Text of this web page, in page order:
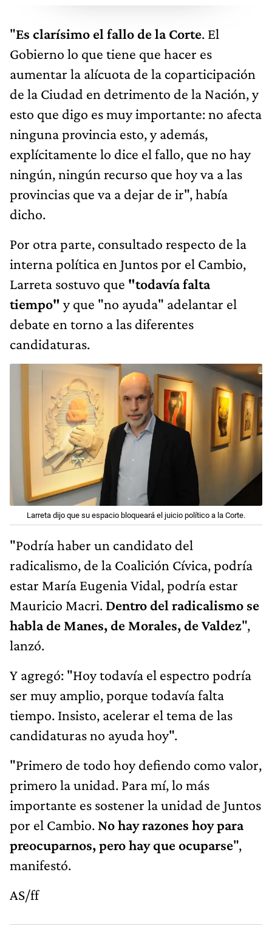
"Es clarísimo el fallo de la Corte. El
Gobierno lo que tiene que hacer es
aumentar la alícuota de la coparticipación
de la Ciudad en detrimento de la Nación, y
esto que digo es muy importante: no afecta
ninguna provincia esto, y además,
explícitamente lo dice el fallo, que no hay
ningún, ningún recurso que hoy va a las
provincias que va a dejar de ir", había
dicho.
Por otra parte, consultado respecto de la
interna política en Juntos por el Cambio,
Larreta sostuvo que "todavía falta
tiempo" y que "no ayuda" adelantar el
debate en torno a las diferentes
candidaturas.
Larreta dijo que su espacio bloqueará el juicio político a la Corte.
"Podría haber un candidato del
radicalismo, de la Coalición Cívica, podría
estar María Eugenia Vidal, podría estar
Mauricio Macri. Dentro del radicalismo se
habla de Manes, de Morales, de Valdez",
lanzó.
Y agregó: "Hoy todavía el espectro podría
ser muy amplio, porque todavía falta
tiempo. Insisto, acelerar el tema de las
candidaturas no ayuda hoy".
"Primero de todo hoy defiendo como valor,
primero la unidad. Para mí, lo más
importante es sostener la unidad de Juntos
por el Cambio. No hay razones hoy para
preocuparnos, pero hay que ocuparse",
manifestó.
AS/ff